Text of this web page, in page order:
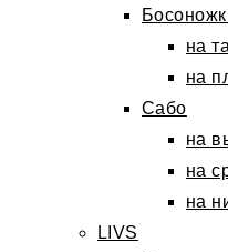
на
на
Сабо
на
на
на
LIVS